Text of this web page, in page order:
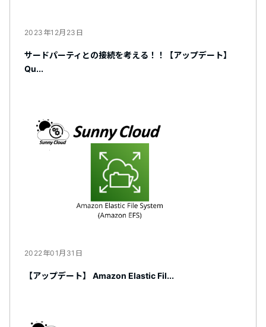
2023年12月23日
サードパーティとの接続を考える！！【アップデート】
Qu...
2022年01月31日
【アップデート】 Amazon Elastic Fil...